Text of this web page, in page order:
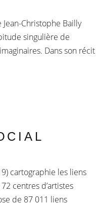
Christophe Bailly
singulière de
Dans son récit
cartographie les liens
centres d’artistes
de 87 011 liens